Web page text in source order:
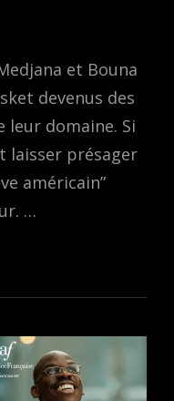
et Bouna
devenus des
domaine. Si
laisser présager
américain”
…